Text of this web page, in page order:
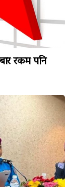
रकम पनि